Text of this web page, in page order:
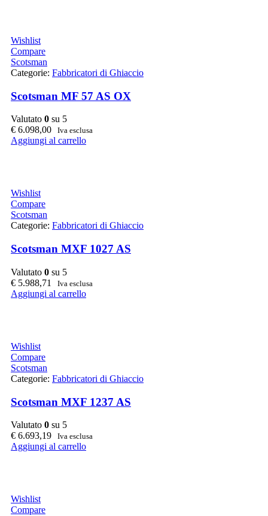
Wishlist
Compare
Scotsman
Categorie: Fabbricatori di Ghiaccio
Scotsman MF 57 AS OX
Valutato 0 su 5
€ 6.098,00 Iva esclusa
Aggiungi al carrello
Wishlist
Compare
Scotsman
Categorie: Fabbricatori di Ghiaccio
Scotsman MXF 1027 AS
Valutato 0 su 5
€ 5.988,71 Iva esclusa
Aggiungi al carrello
Wishlist
Compare
Scotsman
Categorie: Fabbricatori di Ghiaccio
Scotsman MXF 1237 AS
Valutato 0 su 5
€ 6.693,19 Iva esclusa
Aggiungi al carrello
Wishlist
Compare